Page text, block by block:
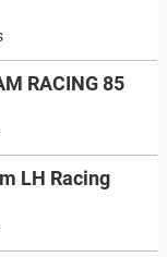
RACING 85
LH Racing